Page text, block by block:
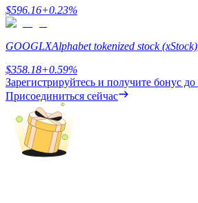
До 65% комиссии!
Реферал
$596.16+0.23%
GOOGLXAlphabet tokenized stock (xStock)
$358.18+0.59%
Зарегистрируйтесь и получите бонус до
Присоединиться сейчас